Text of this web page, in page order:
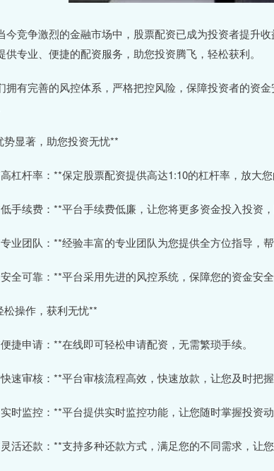
今竞争激烈的金融市场中，股票配资已成为投资者提升
供专业、便捷的配资服务，助您投资腾飞，轻松获利。
拥有完善的风控体系，严格把控风险，保障投资者的资
势显著，助您投资无忧**
杠杆率：**保定股票配资提供高达1:10的杠杆率，放大您
手续费：**平台手续费低廉，让您将更多资金投入投资，
业团队：**经验丰富的专业团队为您提供全方位指导，
全可靠：**平台采用先进的风控系统，保障您的资金安全
松操作，获利无忧**
捷申请：**在线即可轻松申请配资，无需繁琐手续。
速审核：**平台审核流程高效，快速放款，让您及时把握
时监控：**平台提供实时监控功能，让您随时掌握投资动
活还款：**支持多种还款方式，满足您的不同需求，让您